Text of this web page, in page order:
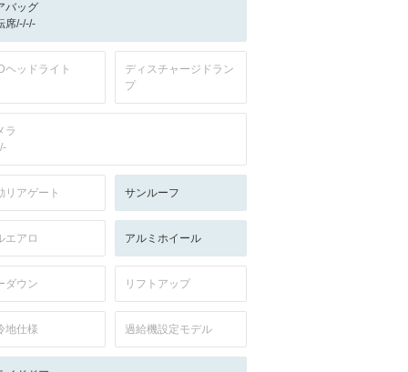
バッグ
席/-/-/-
ヘッドライト
ディスチャージドラン
プ
ラ
リアゲート サンルーフ
エアロ アルミホイール
ダウン リフトアップ
地仕様 過給機設定モデル